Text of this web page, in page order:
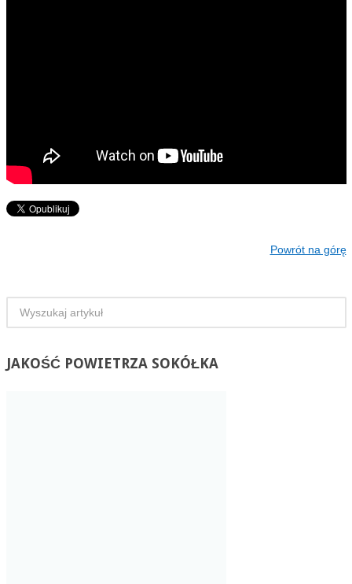
Powrót na górę
JAKOŚĆPOWIETRZA SOKÓŁKA